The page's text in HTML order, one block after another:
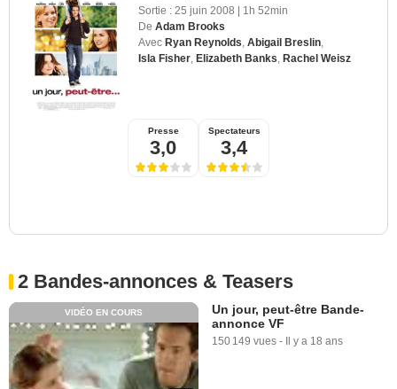
Sortie : 25 juin 2008 | 1h 52min
De Adam Brooks
Avec Ryan Reynolds Abigail Breslin
Isla Fisher Elizabeth Banks Rachel Weisz
Presse
3,0
Spectateurs
3,4
2 Bandes-annonces & Teasers
VIDÉO EN COURS
Un jour, peut-être Bande-
annonce VF
150 149 vues - Il y a 18 ans